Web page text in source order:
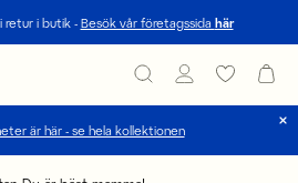
retur i butik - Besök vår företagssida här
är här - se hela kollektionen